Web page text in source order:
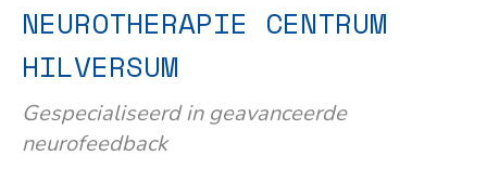
NEUROTHERAPIE CENTRUM
HILVERSUM
Gespecialiseerd in geavanceerde
neurofeedback